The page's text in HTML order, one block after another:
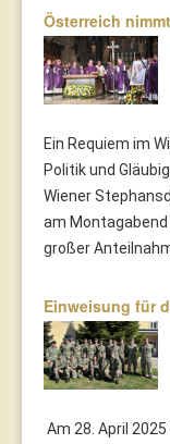
Österreich
Ein Requiem im
Politik und
Wiener
am
großer
Einweisung für
Am 28. April